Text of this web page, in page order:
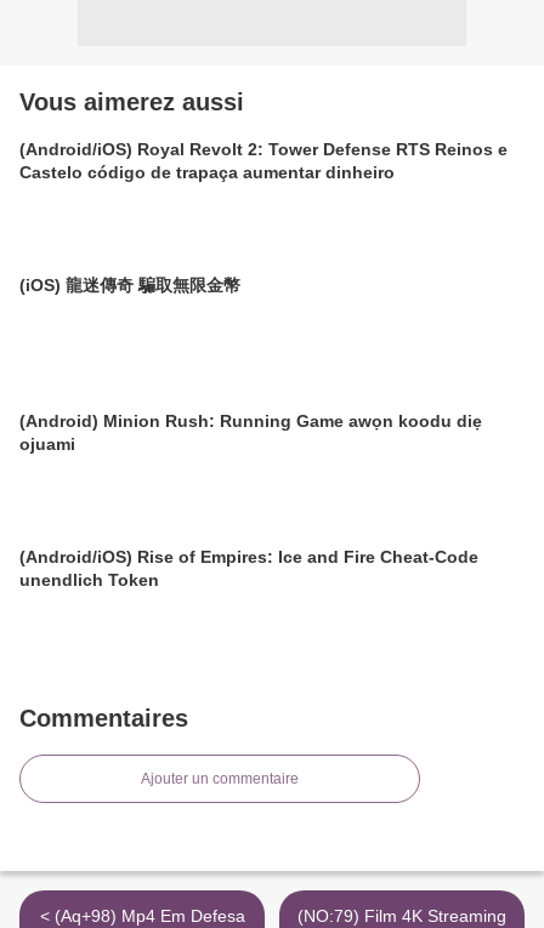
Vous aimerez aussi
(Android/iOS) Royal Revolt 2: Tower Defense RTS Reinos e
Castelo código de trapaça aumentar dinheiro
(iOS) 龍迷傳奇 騙取無限金幣
(Android) Minion Rush: Running Game awọn koodu diẹ
ojuami
(Android/iOS) Rise of Empires: Ice and Fire Cheat-Code
unendlich Token
Commentaires
Ajouter un commentaire
< (Aq+98) Mp4 Em Defesa
(NO:79) Film 4K Streaming